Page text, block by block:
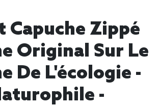
Capuche Zippé
Original Sur Le
De L'écologie -
-